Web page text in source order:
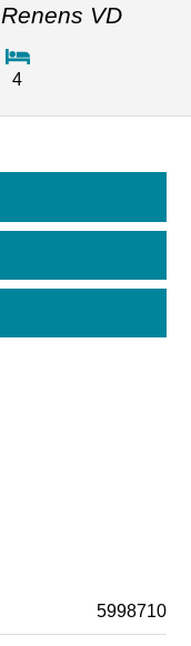
Renens VD
4
5998710